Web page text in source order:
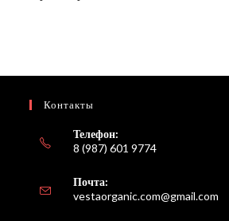
Контакты
Телефон:
8 (987) 601 9774
Почта:
vestaorganic.com@gmail.com